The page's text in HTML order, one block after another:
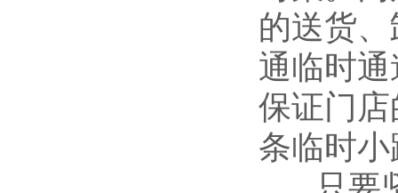
的送货
通临时
保证门
条临时